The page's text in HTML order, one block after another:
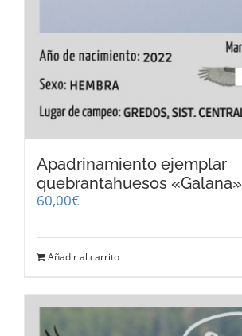
Apadrinamiento ejemplar
quebrantahuesos «Galana»
60,00€
Añadir al carrito